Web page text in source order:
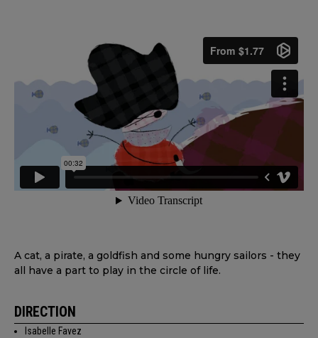
A cat, a pirate, a goldfish and some hungry sailors - they
all have a part to play in the circle of life.
DIRECTION
Isabelle Favez